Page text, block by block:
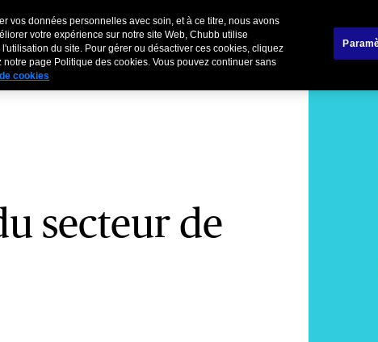
ParticuliersAffinitaire Renoncer / Résilier
secteur de
vos données personnelles avec soin, et à ce titre, nous avons
votre expérience sur notre site Web, Chubb utilise
du site. Pour gérer ou désactiver ces cookies, cliquez
page Politique des cookies. Vous pouvez continuer sans
cookies